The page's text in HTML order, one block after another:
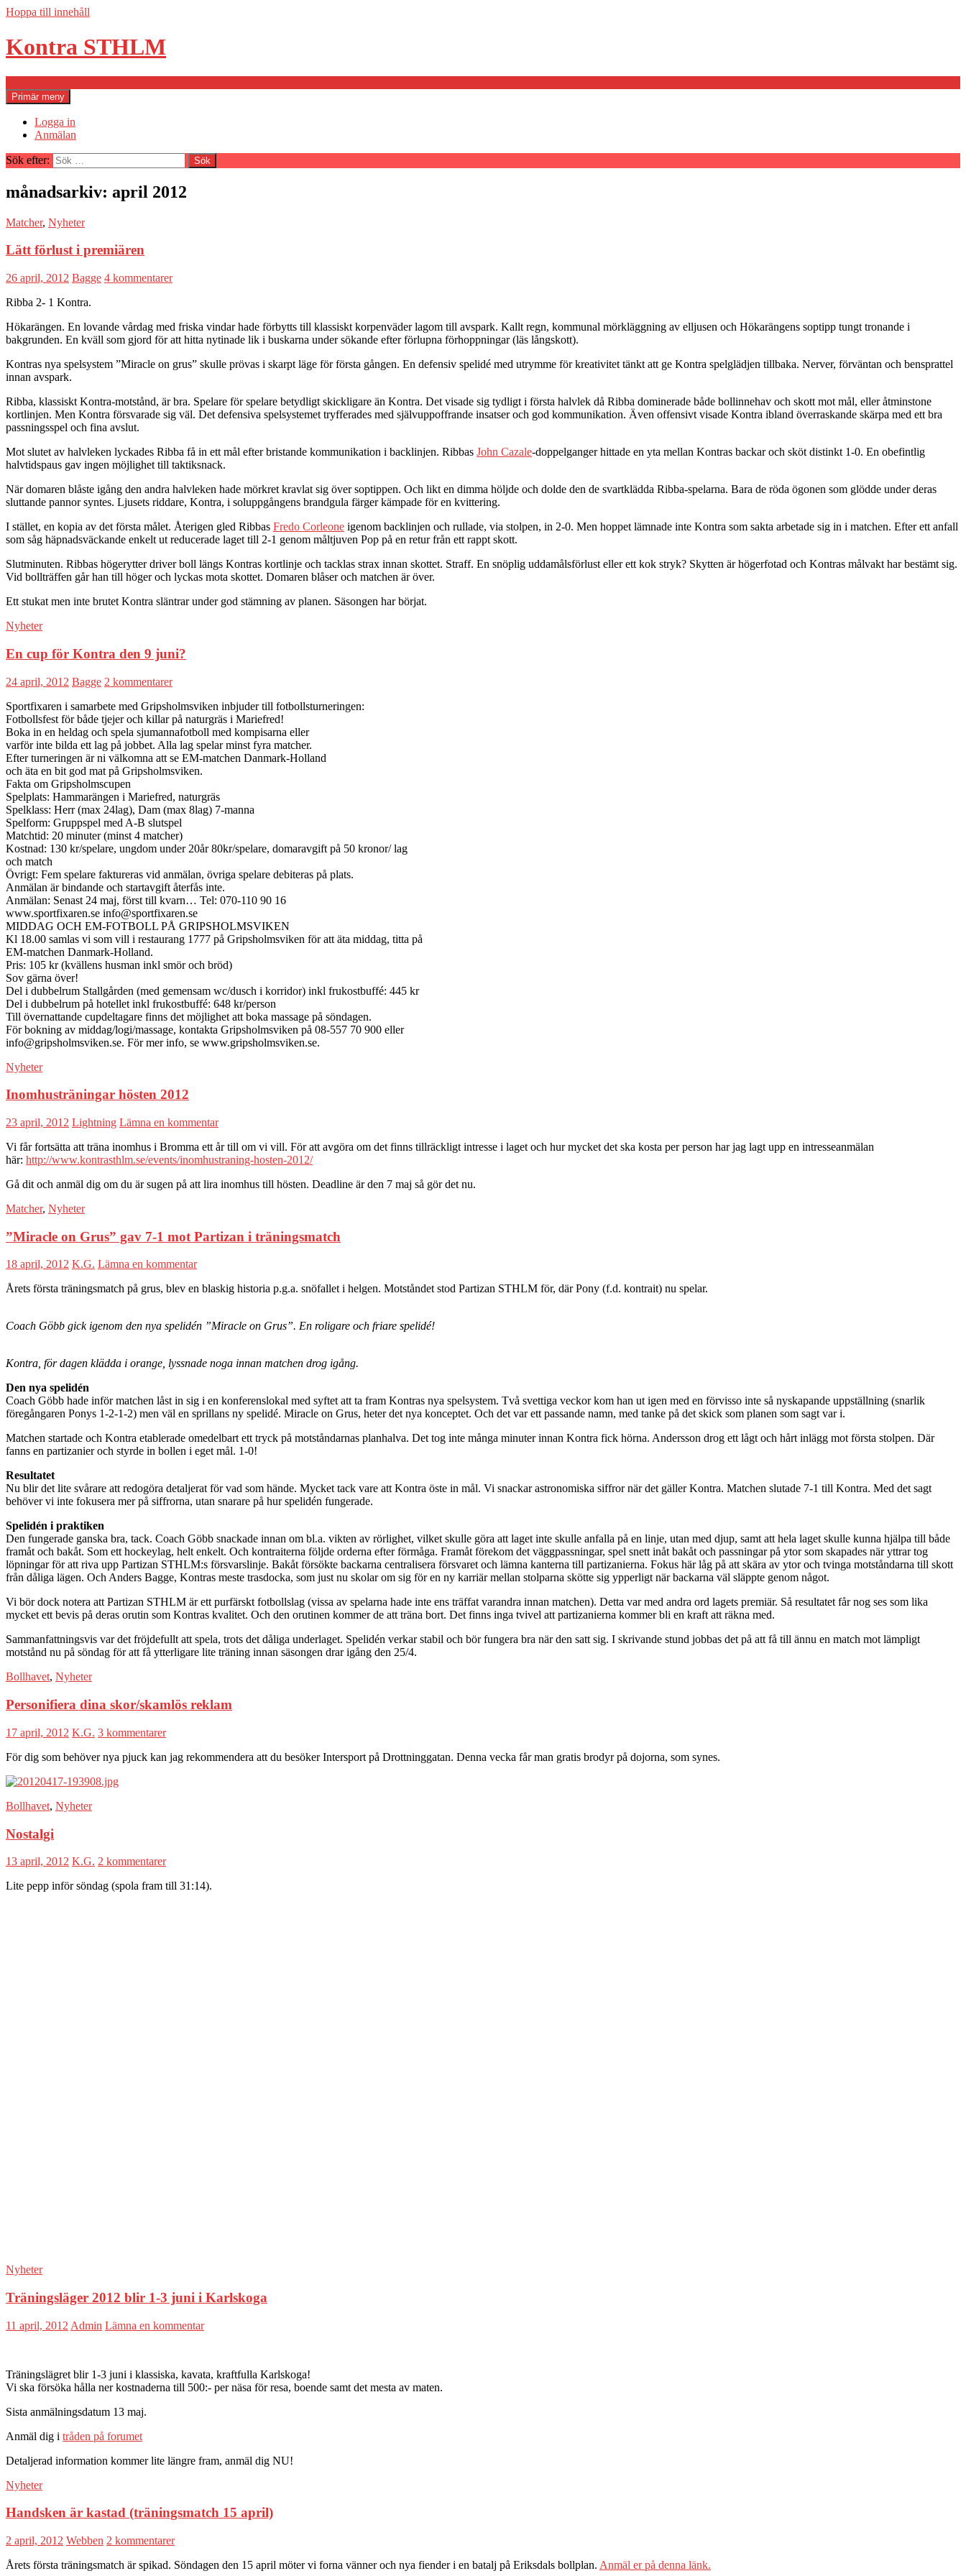
Hoppa till innehåll
Kontra STHLM
Primär meny
Logga in
Anmälan
Sök efter:
månadsarkiv: april 2012
Matcher, Nyheter
Lätt förlust i premiären
26 april, 2012 Bagge 4 kommentarer
Ribba 2- 1 Kontra.
Hökarängen. En lovande vårdag med friska vindar hade förbytts till klassiskt korpenväder lagom till avspark. Kallt regn, kommunal mörkläggning av elljusen och Hökarängens soptipp tungt tronande i
bakgrunden. En kväll som gjord för att hitta nytinade lik i buskarna under sökande efter förlupna förhoppningar (läs långskott).
Kontras nya spelsystem ”Miracle on grus” skulle prövas i skarpt läge för första gången. En defensiv spelidé med utrymme för kreativitet tänkt att ge Kontra spelglädjen tillbaka. Nerver, förväntan och bensprattel
innan avspark.
Ribba, klassiskt Kontra-motstånd, är bra. Spelare för spelare betydligt skickligare än Kontra. Det visade sig tydligt i första halvlek då Ribba dominerade både bollinnehav och skott mot mål, eller åtminstone
kortlinjen. Men Kontra försvarade sig väl. Det defensiva spelsystemet tryfferades med självuppoffrande insatser och god kommunikation. Även offensivt visade Kontra ibland överraskande skärpa med ett bra
passningsspel och fina avslut.
Mot slutet av halvleken lyckades Ribba få in ett mål efter bristande kommunikation i backlinjen. Ribbas John Cazale-doppelganger hittade en yta mellan Kontras backar och sköt distinkt 1-0. En obefintlig
halvtidspaus gav ingen möjlighet till taktiksnack.
När domaren blåste igång den andra halvleken hade mörkret kravlat sig över soptippen. Och likt en dimma höljde och dolde den de svartklädda Ribba-spelarna. Bara de röda ögonen som glödde under deras
sluttande pannor syntes. Ljusets riddare, Kontra, i soluppgångens brandgula färger kämpade för en kvittering.
I stället, en kopia av det första målet. Återigen gled Ribbas Fredo Corleone igenom backlinjen och rullade, via stolpen, in 2-0. Men hoppet lämnade inte Kontra som sakta arbetade sig in i matchen. Efter ett anfall
som såg häpnadsväckande enkelt ut reducerade laget till 2-1 genom måltjuven Pop på en retur från ett rappt skott.
Slutminuten. Ribbas högerytter driver boll längs Kontras kortlinje och tacklas strax innan skottet. Straff. En snöplig uddamålsförlust eller ett kok stryk? Skytten är högerfotad och Kontras målvakt har bestämt sig.
Vid bollträffen går han till höger och lyckas mota skottet. Domaren blåser och matchen är över.
Ett stukat men inte brutet Kontra släntrar under god stämning av planen. Säsongen har börjat.
Nyheter
En cup för Kontra den 9 juni?
24 april, 2012 Bagge 2 kommentarer
Sportfixaren i samarbete med Gripsholmsviken inbjuder till fotbollsturneringen:
Fotbollsfest för både tjejer och killar på naturgräs i Mariefred!
Boka in en heldag och spela sjumannafotboll med kompisarna eller
varför inte bilda ett lag på jobbet. Alla lag spelar minst fyra matcher.
Efter turneringen är ni välkomna att se EM-matchen Danmark-Holland
och äta en bit god mat på Gripsholmsviken.
Fakta om Gripsholmscupen
Spelplats: Hammarängen i Mariefred, naturgräs
Spelklass: Herr (max 24lag), Dam (max 8lag) 7-manna
Spelform: Gruppspel med A-B slutspel
Matchtid: 20 minuter (minst 4 matcher)
Kostnad: 130 kr/spelare, ungdom under 20år 80kr/spelare, domaravgift på 50 kronor/ lag
och match
Övrigt: Fem spelare faktureras vid anmälan, övriga spelare debiteras på plats.
Anmälan är bindande och startavgift återfås inte.
Anmälan: Senast 24 maj, först till kvarn… Tel: 070-110 90 16
www.sportfixaren.se info@sportfixaren.se
MIDDAG OCH EM-FOTBOLL PÅ GRIPSHOLMSVIKEN
Kl 18.00 samlas vi som vill i restaurang 1777 på Gripsholmsviken för att äta middag, titta på
EM-matchen Danmark-Holland.
Pris: 105 kr (kvällens husman inkl smör och bröd)
Sov gärna över!
Del i dubbelrum Stallgården (med gemensam wc/dusch i korridor) inkl frukostbuffé: 445 kr
Del i dubbelrum på hotellet inkl frukostbuffé: 648 kr/person
Till övernattande cupdeltagare finns det möjlighet att boka massage på söndagen.
För bokning av middag/logi/massage, kontakta Gripsholmsviken på 08-557 70 900 eller
info@gripsholmsviken.se. För mer info, se www.gripsholmsviken.se.
Nyheter
Inomhusträningar hösten 2012
23 april, 2012 Lightning Lämna en kommentar
Vi får fortsätta att träna inomhus i Bromma ett år till om vi vill. För att avgöra om det finns tillräckligt intresse i laget och hur mycket det ska kosta per person har jag lagt upp en intresseanmälan
här: http://www.kontrasthlm.se/events/inomhustraning-hosten-2012/
Gå dit och anmäl dig om du är sugen på att lira inomhus till hösten. Deadline är den 7 maj så gör det nu.
Matcher, Nyheter
”Miracle on Grus” gav 7-1 mot Partizan i träningsmatch
18 april, 2012 K.G. Lämna en kommentar
Årets första träningsmatch på grus, blev en blaskig historia p.g.a. snöfallet i helgen. Motståndet stod Partizan STHLM för, där Pony (f.d. kontrait) nu spelar.
Coach Göbb gick igenom den nya spelidén ”Miracle on Grus”. En roligare och friare spelidé!
Kontra, för dagen klädda i orange, lyssnade noga innan matchen drog igång.
Den nya spelidén
Coach Göbb hade inför matchen låst in sig i en konferenslokal med syftet att ta fram Kontras nya spelsystem. Två svettiga veckor kom han ut igen med en förvisso inte så nyskapande uppställning (snarlik
föregångaren Ponys 1-2-1-2) men väl en sprillans ny spelidé. Miracle on Grus, heter det nya konceptet. Och det var ett passande namn, med tanke på det skick som planen som sagt var i.
Matchen startade och Kontra etablerade omedelbart ett tryck på motståndarnas planhalva. Det tog inte många minuter innan Kontra fick hörna. Andersson drog ett lågt och hårt inlägg mot första stolpen. Där
fanns en partizanier och styrde in bollen i eget mål. 1-0!
Resultatet
Nu blir det lite svårare att redogöra detaljerat för vad som hände. Mycket tack vare att Kontra öste in mål. Vi snackar astronomiska siffror när det gäller Kontra. Matchen slutade 7-1 till Kontra. Med det sagt
behöver vi inte fokusera mer på siffrorna, utan snarare på hur spelidén fungerade.
Spelidén i praktiken
Den fungerade ganska bra, tack. Coach Göbb snackade innan om bl.a. vikten av rörlighet, vilket skulle göra att laget inte skulle anfalla på en linje, utan med djup, samt att hela laget skulle kunna hjälpa till både
framåt och bakåt. Som ett hockeylag, helt enkelt. Och kontraiterna följde orderna efter förmåga. Framåt förekom det väggpassningar, spel snett inåt bakåt och passningar på ytor som skapades när yttrar tog
löpningar för att riva upp Partizan STHLM:s försvarslinje. Bakåt försökte backarna centralisera försvaret och lämna kanterna till partizanierna. Fokus här låg på att skära av ytor och tvinga motståndarna till skott
från dåliga lägen. Och Anders Bagge, Kontras meste trasdocka, som just nu skolar om sig för en ny karriär mellan stolparna skötte sig ypperligt när backarna väl släppte genom något.
Vi bör dock notera att Partizan STHLM är ett purfärskt fotbollslag (vissa av spelarna hade inte ens träffat varandra innan matchen). Detta var med andra ord lagets premiär. Så resultatet får nog ses som lika
mycket ett bevis på deras orutin som Kontras kvalitet. Och den orutinen kommer de att träna bort. Det finns inga tvivel att partizanierna kommer bli en kraft att räkna med.
Sammanfattningsvis var det fröjdefullt att spela, trots det dåliga underlaget. Spelidén verkar stabil och bör fungera bra när den satt sig. I skrivande stund jobbas det på att få till ännu en match mot lämpligt
motstånd nu på söndag för att få ytterligare lite träning innan säsongen drar igång den 25/4.
Bollhavet, Nyheter
Personifiera dina skor/skamlös reklam
17 april, 2012 K.G. 3 kommentarer
För dig som behöver nya pjuck kan jag rekommendera att du besöker Intersport på Drottninggatan. Denna vecka får man gratis brodyr på dojorna, som synes.
Bollhavet, Nyheter
Nostalgi
13 april, 2012 K.G. 2 kommentarer
Lite pepp inför söndag (spola fram till 31:14).
Nyheter
Träningsläger 2012 blir 1-3 juni i Karlskoga
11 april, 2012 Admin Lämna en kommentar
Träningslägret blir 1-3 juni i klassiska, kavata, kraftfulla Karlskoga!
Vi ska försöka hålla ner kostnaderna till 500:- per näsa för resa, boende samt det mesta av maten.
Sista anmälningsdatum 13 maj.
Anmäl dig i tråden på forumet
Detaljerad information kommer lite längre fram, anmäl dig NU!
Nyheter
Handsken är kastad (träningsmatch 15 april)
2 april, 2012 Webben 2 kommentarer
Årets första träningsmatch är spikad. Söndagen den 15 april möter vi forna vänner och nya fiender i en batalj på Eriksdals bollplan. Anmäl er på denna länk.